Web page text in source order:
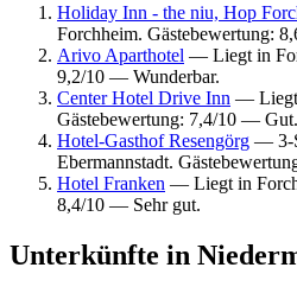
Holiday Inn - the niu, Hop
Forchheim. Gästebewertung:
Arivo Aparthotel — Liegt in
9,2/10 — Wunderbar.
Center Hotel Drive Inn — Liegt
Gästebewertung: 7,4/10 — Gut.
Hotel-Gasthof Resengörg — 3-
Ebermannstadt.
Hotel Franken — Liegt in
8,4/10 — Sehr gut.
Unterkünfte in